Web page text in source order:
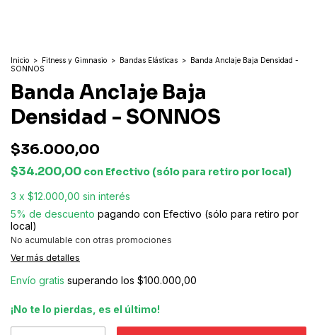
Inicio > Fitness y Gimnasio > Bandas Elásticas > Banda Anclaje Baja Densidad -
SONNOS
Banda Anclaje Baja
Densidad - SONNOS
$36.000,00
$34.200,00 con Efectivo (sólo para retiro por local)
3 x $12.000,00 sin interés
5% de descuento pagando con Efectivo (sólo para retiro por
local)
No acumulable con otras promociones
Ver más detalles
Envío gratis superando los $100.000,00
¡No te lo pierdas, es el último!